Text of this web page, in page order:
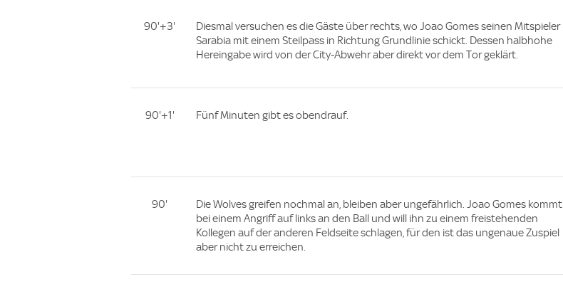
90'+3'
Diesmal versuchen es die Gäste über rechts, wo Joao Gomes seinen Mitspieler
Sarabia mit einem Steilpass in Richtung Grundlinie schickt. Dessen halbhohe
Hereingabe wird von der City-Abwehr aber direkt vor dem Tor geklärt.
90'+1' Fünf Minuten gibt es obendrauf.
90'
Die Wolves greifen nochmal an, bleiben aber ungefährlich. Joao Gomes kommt
bei einem Angriff auf links an den Ball und will ihn zu einem freistehenden
Kollegen auf der anderen Feldseite schlagen, für den ist das ungenaue Zuspiel
aber nicht zu erreichen.